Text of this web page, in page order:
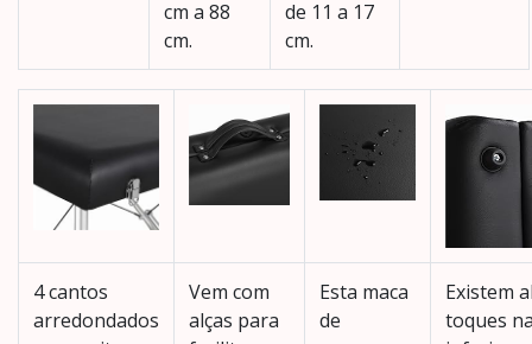
cm a 88
cm.
de 11 a 17
cm.
4 cantos
arredondados
Vem com
alças para
Esta maca
de
Existem
toques